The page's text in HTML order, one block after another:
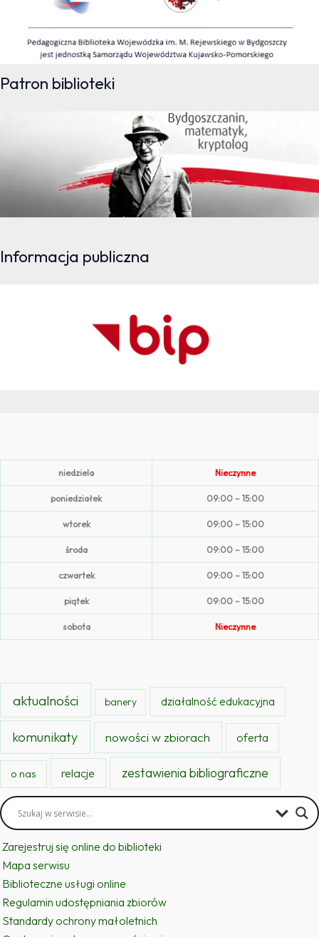
Patron biblioteki
Informacja publiczna
niedziela Nieczynne
poniedziałek 09:00 – 15:00
wtorek 09:00 – 15:00
środa 09:00 – 15:00
czwartek 09:00 – 15:00
piątek 09:00 – 15:00
sobota Nieczynne
aktualności banery działalność edukacyjna
komunikaty nowości w zbiorach oferta
o nas relacje zestawienia bibliograficzne
Zarejestruj się online do biblioteki
Mapa serwisu
Biblioteczne usługi online
Regulamin udostępniania zbiorów
Standardy ochrony małoletnich